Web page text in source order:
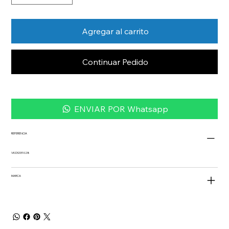
Agregar al carrito
Continuar Pedido
ENVIAR POR Whatsapp
REFERENCIA
VKDS331028
MARCA